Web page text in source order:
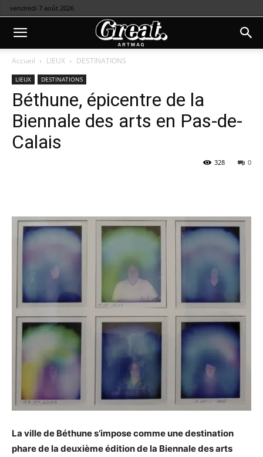
vendredi 7 août 2026
Accueil LIEUX DESTINATIONS
LIEUX DESTINATIONS
Béthune, épicentre de la
Biennale des arts en Pas-de-
Calais
0
328
La ville de Béthune s’impose comme une destination
phare de la deuxième édition de la Biennale des arts